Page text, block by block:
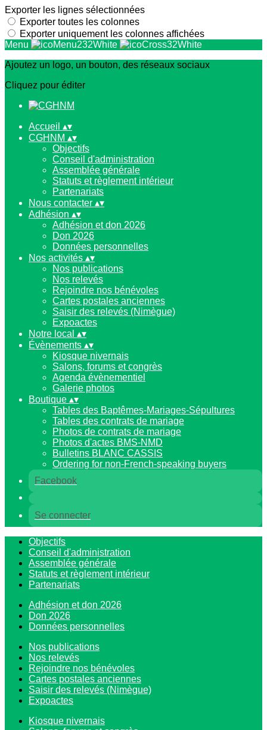
Exporter les lignes sélectionnées
Exporter toutes les colonnes
Exporter uniquement les colonnes affichées
Menu
Ajoutez un logo, un bouton, des réseaux sociaux
Cliquez pour éditer
Accueil ▴▾
CGHNM ▴▾
Objectifs
Conseil d'administration
Assemblée générale
Statuts et règlement intérieur
Partenariats
Nous contacter ▴▾
Adhésion ▴▾
Adhésion et don 2026
Don 2026
Données personnelles
Nos activités ▴▾
Nos publications
Nos relevés
Rejoindre nos bénévoles
Cartes postales anciennes
Saisir des relevés (Nimègue)
Expoactes
Notre local ▴▾
Évènements ▴▾
Kiosque nivernais
Salons, forums et congrès
Agenda évènementiel
Galerie photos
Boutique ▴▾
Tables des Baptêmes-Mariages-Sépultures
Tables des contrats de mariage
Photos de contrats de mariage
Photos d'actes BMS-NMD
Bulletins BLANC CASSIS
Ordering for non-French-speaking buyers
Facebook
Se connecter
Objectifs
Conseil d'administration
Assemblée générale
Statuts et règlement intérieur
Partenariats
Adhésion et don 2026
Don 2026
Données personnelles
Nos publications
Nos relevés
Rejoindre nos bénévoles
Cartes postales anciennes
Saisir des relevés (Nimègue)
Expoactes
Kiosque nivernais